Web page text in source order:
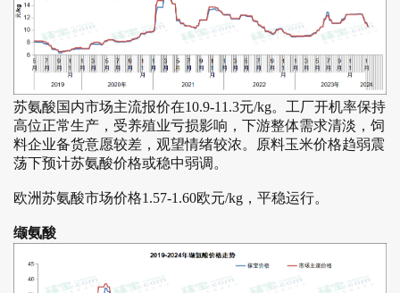
苏氨酸国内市场主流报价在10.9-11.3元/kg。工厂开机率保持
高位正常生产，受养殖业亏损影响，下游整体需求清淡，饲
料企业备货意愿较差，观望情绪较浓。原料玉米价格趋弱震
荡下预计苏氨酸价格或稳中弱调。
欧洲苏氨酸市场价格1.57-1.60欧元/kg，平稳运行。
缬氨酸